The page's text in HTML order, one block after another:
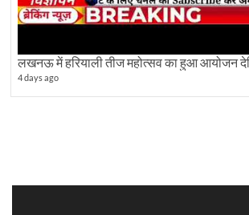
लखनऊ में हरियाली तीज महोत्सव का हुआ आयोजन
4 days ago